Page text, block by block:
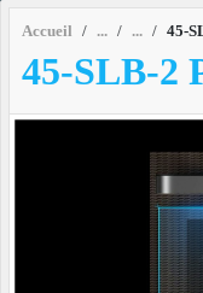
Accueil 45-
45-SLB-2